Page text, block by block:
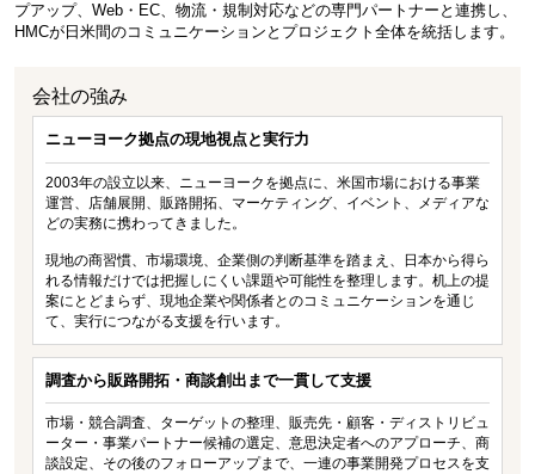
プアップ、Web・EC、物流・規制対応などの専門パートナーと連携し、
HMCが日米間のコミュニケーションとプロジェクト全体を統括します。
会社の強み
ニューヨーク拠点の現地視点と実行力
2003年の設立以来、ニューヨークを拠点に、米国市場における事業
運営、店舗展開、販路開拓、マーケティング、イベント、メディアな
どの実務に携わってきました。
現地の商習慣、市場環境、企業側の判断基準を踏まえ、日本から得ら
れる情報だけでは把握しにくい課題や可能性を整理します。机上の提
案にとどまらず、現地企業や関係者とのコミュニケーションを通じ
て、実行につながる支援を行います。
調査から販路開拓・商談創出まで一貫して支援
市場・競合調査、ターゲットの整理、販売先・顧客・ディストリビュ
ーター・事業パートナー候補の選定、意思決定者へのアプローチ、商
談設定、その後のフォローアップまで、一連の事業開発プロセスを支